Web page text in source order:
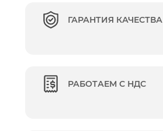
ГАРАНТИЯ КАЧЕСТВА
РАБОТАЕМ С НДС